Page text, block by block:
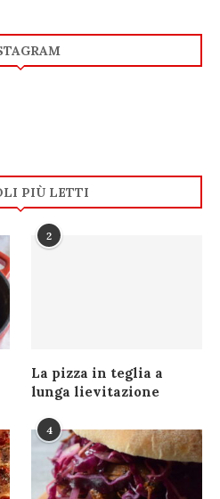
PIÙ LETTI
2
La pizza in teglia a
lunga lievitazione
4